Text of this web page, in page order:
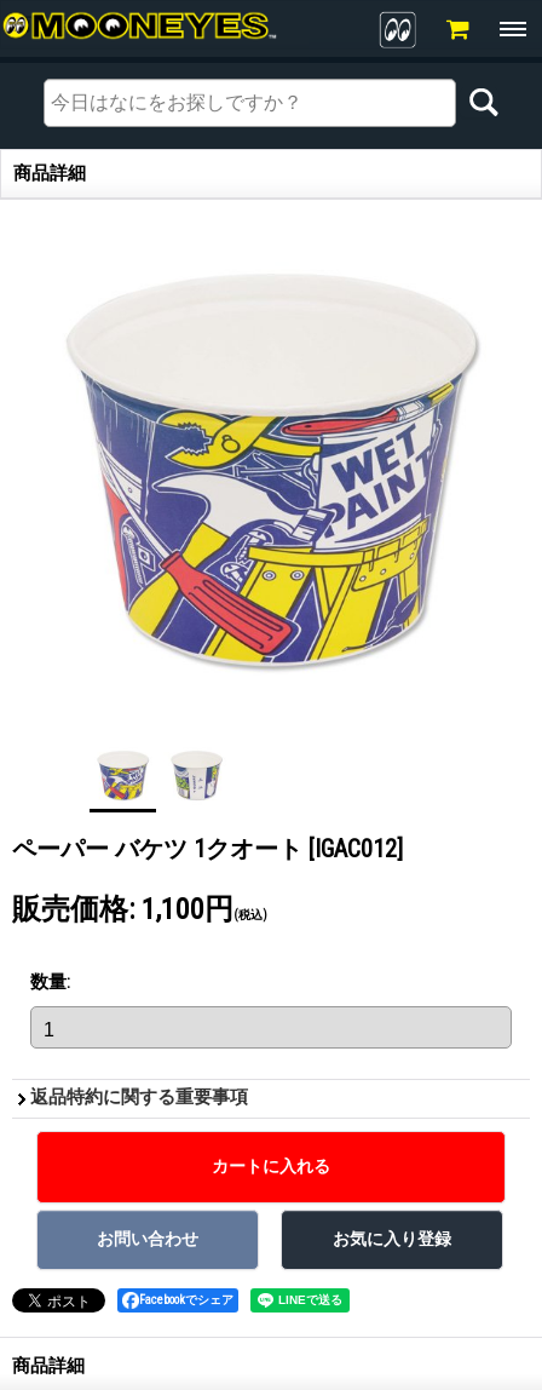
商品詳細
商品詳細
ペーパー バケツ 1クオート [IGAC012]
販売価格: 1,100円 (税込)
数量:
返品特約に関する重要事項
Facebookでシェア
商品詳細